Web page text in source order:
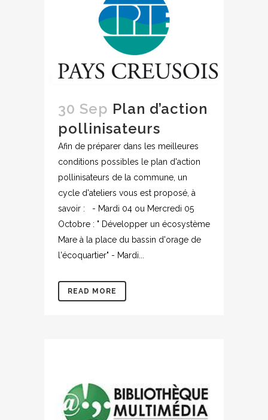
30 Sep Plan d’action
pollinisateurs
Afin de préparer dans les meilleures
conditions possibles le plan d'action
pollinisateurs de la commune, un
cycle d'ateliers vous est proposé, à
savoir : - Mardi 04 ou Mercredi 05
Octobre : " Développer un écosystème
Mare à la place du bassin d'orage de
l'écoquartier" - Mardi...
READ MORE